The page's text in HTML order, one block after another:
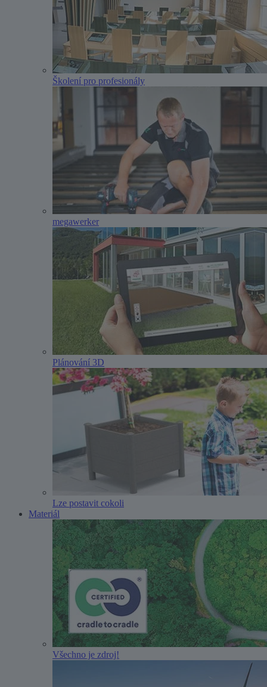
Školení pro profesionály
megawerker
Plánování 3D
Lze postavit cokoli
Materiál
Všechno je zdroj!